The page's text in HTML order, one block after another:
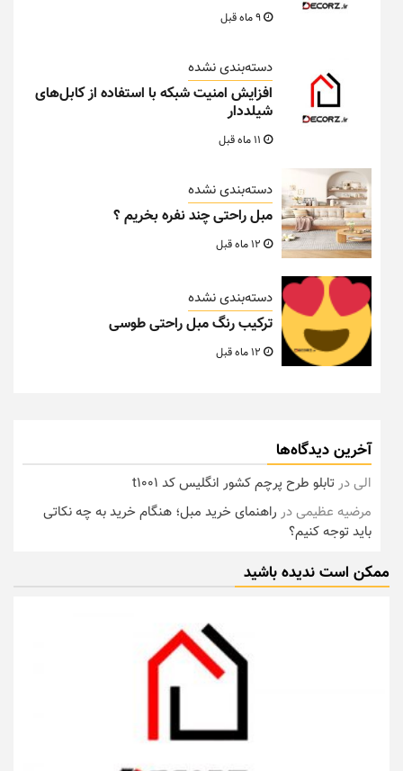
دسته‌بندی نشده
افزایش امنیت شبکه با استفاده از کابل‌های
شیلددار
دسته‌بندی نشده
مبل راحتی چند نفره بخریم ؟
دسته‌بندی نشده
ترکیب رنگ مبل راحتی طوسی
آخرین دیدگاه‌ها
الیدرتابلو طرح پرچم کشور انگلیس کد t1001
مرضیه عظیمیدر راهنمای خرید مبل؛ هنگام خرید به چه نکاتی
باید توجه کنیم؟
ممکن است ندیده باشید